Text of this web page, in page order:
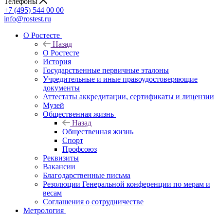
+7 (495) 544 00 00
info@rostest.ru
О Ростесте
Назад
О Ростесте
История
Государственные первичные эталоны
Учредительные и иные правоудостоверяющие
документы
Аттестаты аккредитации, сертификаты и лицензии
Музей
Общественная жизнь
Назад
Общественная жизнь
Спорт
Профсоюз
Реквизиты
Вакансии
Благодарственные письма
Резолюции Генеральной конференции по мерам и
весам
Соглашения о сотрудничестве
Метрология